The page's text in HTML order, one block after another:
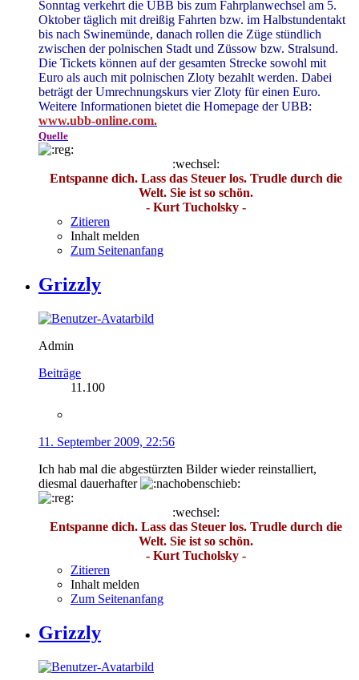
Sonntag verkehrt die UBB bis zum Fahrplanwechsel am 5.
Oktober täglich mit dreißig Fahrten bzw. im Halbstundentakt
bis nach Swinemünde, danach rollen die Züge stündlich
zwischen der polnischen Stadt und Züssow bzw. Stralsund.
Die Tickets können auf der gesamten Strecke sowohl mit
Euro als auch mit polnischen Zloty bezahlt werden. Dabei
beträgt der Umrechnungskurs vier Zloty für einen Euro.
Weitere Informationen bietet die Homepage der UBB:
www.ubb-online.com.
Quelle
:wechsel:
Entspanne dich. Lass das Steuer los. Trudle durch die
Welt. Sie ist so schön.
- Kurt Tucholsky -
Zitieren
Inhalt melden
Zum Seitenanfang
Grizzly
Admin
Beiträge
11.100
11. September 2009, 22:56
Ich hab mal die abgestürzten Bilder wieder reinstalliert,
diesmal dauerhafter
:wechsel:
Entspanne dich. Lass das Steuer los. Trudle durch die
Welt. Sie ist so schön.
- Kurt Tucholsky -
Zitieren
Inhalt melden
Zum Seitenanfang
Grizzly